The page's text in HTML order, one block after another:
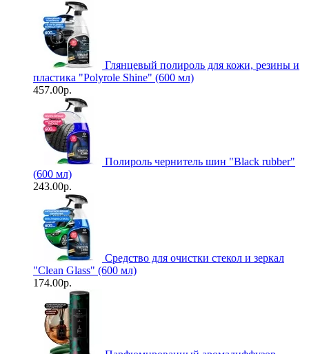
Глянцевый полироль для кожи, резины и
пластика "Polyrole Shine" (600 мл)
457.00р.
Полироль чернитель шин "Black rubber"
(600 мл)
243.00р.
Средство для очистки стекол и зеркал
"Clean Glass" (600 мл)
174.00р.